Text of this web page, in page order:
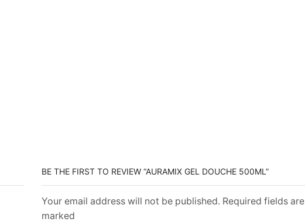
BE THE FIRST TO REVIEW “AURAMIX GEL DOUCHE 500ML”
Your email address will not be published. Required fields are
marked